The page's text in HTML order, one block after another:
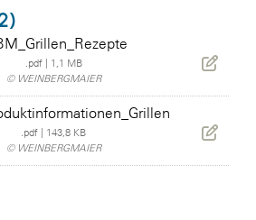
.pdf|
1,1 MB
© WEINBERGMAIER
.pdf
143,8 KB
© WEINBERGMAIER